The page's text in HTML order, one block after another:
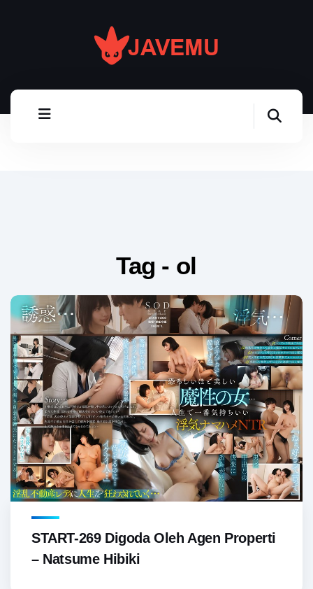
Tag - ol
START-269 Digoda Oleh Agen Properti
– Natsume Hibiki